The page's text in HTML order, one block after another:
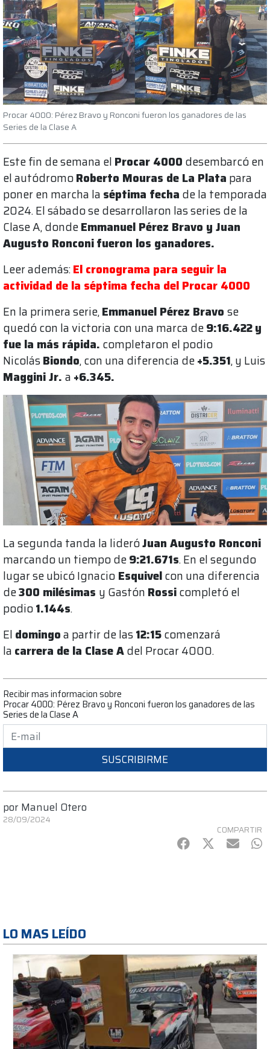
Procar 4000: Pérez Bravo y Ronconi fueron los ganadores de las
Series de la Clase A
Este fin de semana el Procar 4000 desembarcó en
el autódromoRoberto Mouras de La Plata para
poner en marcha la séptima fecha de la temporada
2024. El sábado se desarrollaron las series de la
Clase A, dondeEmmanuel Pérez Bravo y Juan
Augusto Ronconifueron los ganadores.
Leer además:El cronograma para seguir la
actividad de la séptima fecha del Procar 4000
En la primera serie,Emmanuel Pérez Bravo se
quedó con la victoria con una marca de9:16.422y
fue la más rápida. completaron el podio
NicolásBiondo, con una diferencia de+5.351, y Luis
Maggini Jr. a +6.345.
La segunda tanda la lideróJuan Augusto Ronconi
marcando un tiempo de9:21.671s. En el segundo
lugar se ubicó Ignacio Esquivelcon una diferencia
de300 milésimas y Gastón Rossicompletó el
podio1.144s.
El domingoa partir de las12:15comenzará
la carrera de la Clase Adel Procar 4000.
Recibir mas informacion sobre
Procar 4000: Pérez Bravo y Ronconi fueron los ganadores de las
Series de la Clase A
SUSCRIBIRME
por Manuel Otero
28/09/2024
COMPARTIR
Facebook
Twitter
mail
LO MAS LEÍDO